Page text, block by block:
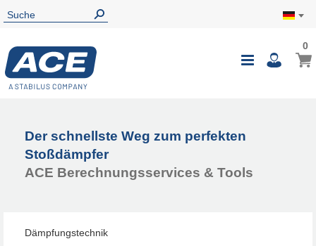
0
Der schnellste Weg zum perfekten
Stoßdämpfer
ACE Berechnungsservices & Tools
Dämpfungstechnik